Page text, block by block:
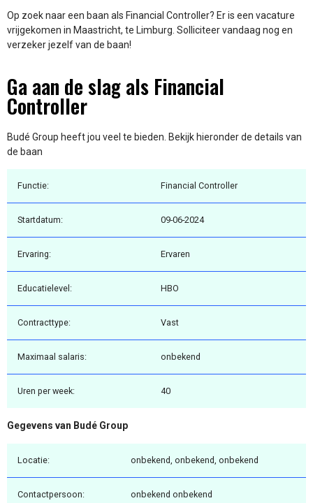
Op zoek naar een baan als Financial Controller? Er is een vacature
vrijgekomen in Maastricht, te Limburg. Solliciteer vandaag nog en
verzeker jezelf van de baan!
Ga aan de slag als Financial
Controller
Budé Group heeft jou veel te bieden. Bekijk hieronder de details van
de baan
Functie: Financial Controller
Startdatum: 09-06-2024
Ervaring: Ervaren
Educatielevel: HBO
Contracttype: Vast
Maximaal salaris: onbekend
Uren per week: 40
Gegevens van Budé Group
Locatie: onbekend, onbekend, onbekend
Contactpersoon: onbekend onbekend